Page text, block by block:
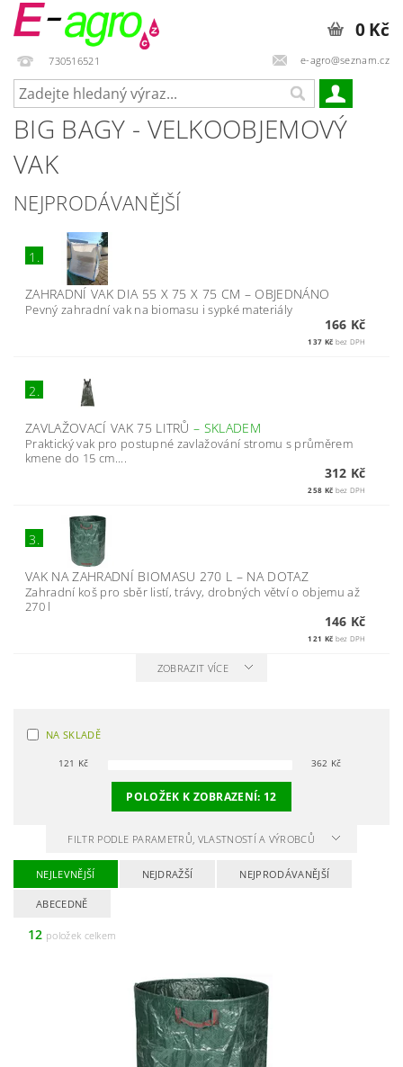
730516521 e-agro@seznam.cz
0 Kč
BIG BAGY - VELKOOBJEMOVÝ
VAK
NEJPRODÁVANĚJŠÍ
1.
ZAHRADNÍ VAK DIA 55 X 75 X 75 CM – OBJEDNÁNO
Pevný zahradní vak na biomasu i sypké materiály
166 Kč
137 Kč bez DPH
2.
ZAVLAŽOVACÍ VAK 75 LITRŮ– SKLADEM
Praktický vak pro postupné zavlažování stromu s průměrem
kmene do 15 cm....
312 Kč
258 Kč bez DPH
3.
VAK NA ZAHRADNÍ BIOMASU 270 L – NA DOTAZ
Zahradní koš pro sběr listí, trávy, drobných větví o objemu až
270 l
146 Kč
121 Kč bez DPH
ZOBRAZIT VÍCE
NA SKLADĚ
121 Kč 362 Kč
POLOŽEK K ZOBRAZENÍ: 12
FILTR PODLE PARAMETRŮ, VLASTNOSTÍ A VÝROBCŮ
NEJLEVNĚJŠÍ NEJDRAŽŠÍ NEJPRODÁVANĚJŠÍ
ABECEDNĚ
12 položek celkem